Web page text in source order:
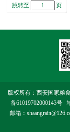
跳转至 页
版权所有：西安国家粮
备61019702000143号地
邮箱：